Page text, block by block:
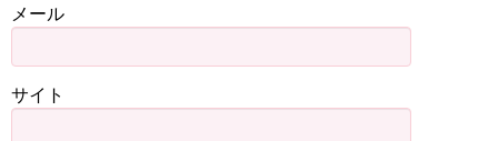
メール
サイト